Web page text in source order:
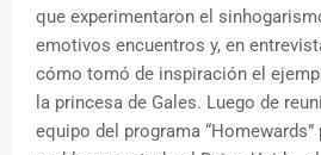
que experimentaron el
emotivos encuentros y, en
cómo tomó de inspiración el
la princesa de Gales. Luego de
equipo del programa “Homewards”